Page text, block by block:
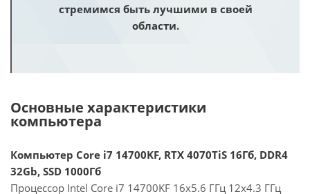
стремимся быть лучшими в своей
области.
Основные характеристики
компьютера
Компьютер Core i7 14700KF, RTX 4070TiS 16Гб, DDR4
32Gb, SSD 1000Гб
Процессор Intel Core i7 14700KF 16x5.6 ГГц 12x4.3 ГГц